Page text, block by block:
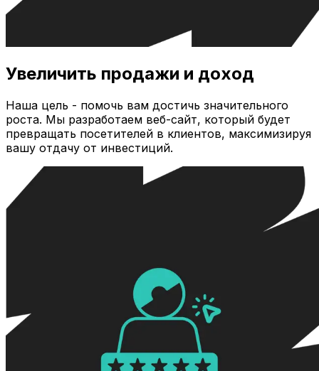
Увеличить продажи и доход
Наша цель - помочь вам достичь значительного
роста. Мы разработаем веб-сайт, который будет
превращать посетителей в клиентов, максимизируя
вашу отдачу от инвестиций.